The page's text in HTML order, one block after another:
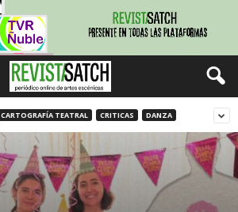
CARTOGRAFÍA TEATRAL CRITICAS DANZA